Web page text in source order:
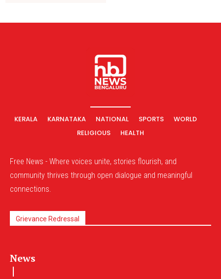
KERALA KARNATAKA NATIONAL SPORTS
WORLD
RELIGIOUS
HEALTH
Free News - Where voices unite, stories flourish, and
community thrives through open dialogue and meaningful
connections.
Grievance Redressal
News